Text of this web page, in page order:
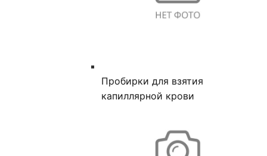
Пробирки для взятия
капиллярной крови